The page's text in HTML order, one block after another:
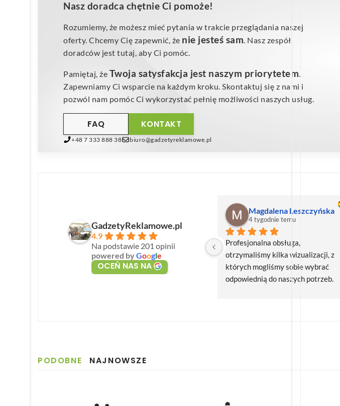
Nasz doradca chętnie Ci pomoże!
Rozumiemy, że możesz mieć pytania w trakcie przeglądania naszej
oferty. Chcemy Cię zapewnić, że nie jesteś sam. Nasz zespół
doradców jest tutaj, aby Ci pomóc.
Pamiętaj, że Twoja satysfakcja jest naszym priorytetem.
Zapewniamy Ci wsparcie na każdym kroku. Skontaktuj się z nami i
pozwól nam pomóc Ci wykorzystać pełnię możliwości naszych usług.
KONTAKT
FAQ
+48 7 333 888 38 biuro@gadzetyreklamowe.pl
GadzetyReklamowe.pl
4.9
Na podstawie 201 opinii
powered byGoogle
OCEŃ NAS NA
Magdalena Leszczyńska
4 tygodnie temu
Profesjonalna obsługa,
otrzymaliśmy kilka wizualizacji, z
których mogliśmy sobie wybrać
odpowiednią do naszych potrzeb.
PODOBNE NAJNOWSZE